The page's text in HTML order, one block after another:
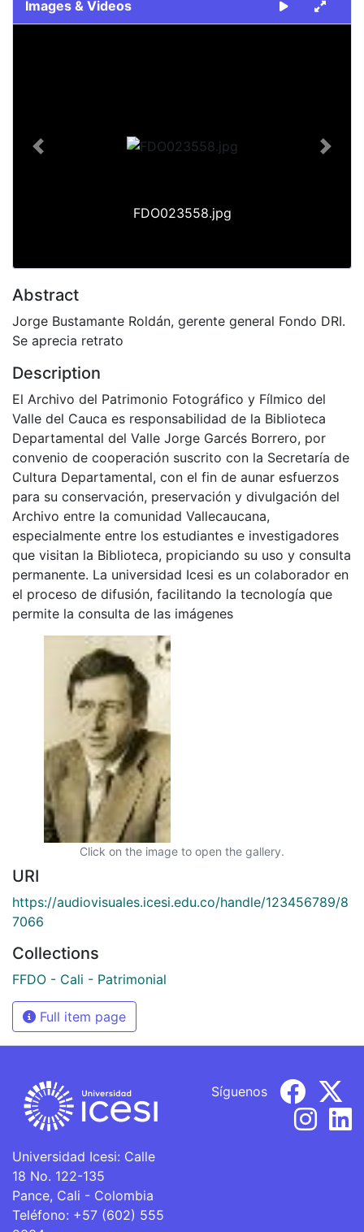
Images & Videos
FDO023558.jpg
Previous Next
Abstract
Jorge Bustamante Roldán, gerente general Fondo DRI.
Se aprecia retrato
Description
El Archivo del Patrimonio Fotográfico y Fílmico del
Valle del Cauca es responsabilidad de la Biblioteca
Departamental del Valle Jorge Garcés Borrero, por
convenio de cooperación suscrito con la Secretaría de
Cultura Departamental, con el fin de aunar esfuerzos
para su conservación, preservación y divulgación del
Archivo entre la comunidad Vallecaucana,
especialmente entre los estudiantes e investigadores
que visitan la Biblioteca, propiciando su uso y consulta
permanente. La universidad Icesi es un colaborador en
el proceso de difusión, facilitando la tecnología que
permite la consulta de las imágenes
Click on the image to open the gallery.
URI
https://audiovisuales.icesi.edu.co/handle/123456789/8
7066
Collections
FFDO - Cali - Patrimonial
Full item page
Universidad Icesi: Calle
18 No. 122-135
Pance, Cali - Colombia
Teléfono: +57 (602) 555
Síguenos